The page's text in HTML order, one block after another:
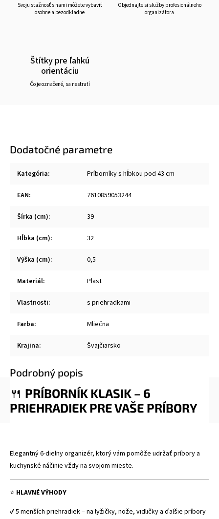
Svoju sťažnosť s nami môžete vybaviť
osobne a bezodkladne
Objednajte si služby profesionálneho
organizátora
Štítky pre ľahkú
orientáciu
Čo je označené, sa nestratí
Dodatočné parametre
Kategória: Príborníky s hĺbkou pod 43 cm
EAN: 7610859053244
Šírka (cm): 39
Hĺbka (cm): 32
Výška (cm): 0,5
Materiál: Plast
Vlastnosti: s priehradkami
Farba: Mliečna
Krajina: Švajčiarsko
Podrobný popis
🍴 PRÍBORNÍK KLASIK – 6
PRIEHRADIEK PRE VAŠE PRÍBORY
Elegantný 6-dielny organizér, ktorý vám pomôže udržať príbory a
kuchynské náčinie vždy na svojom mieste.
⭐ HLAVNÉ VÝHODY
✔ 5 menších priehradiek – na lyžičky, nože, vidličky a ďalšie príbory